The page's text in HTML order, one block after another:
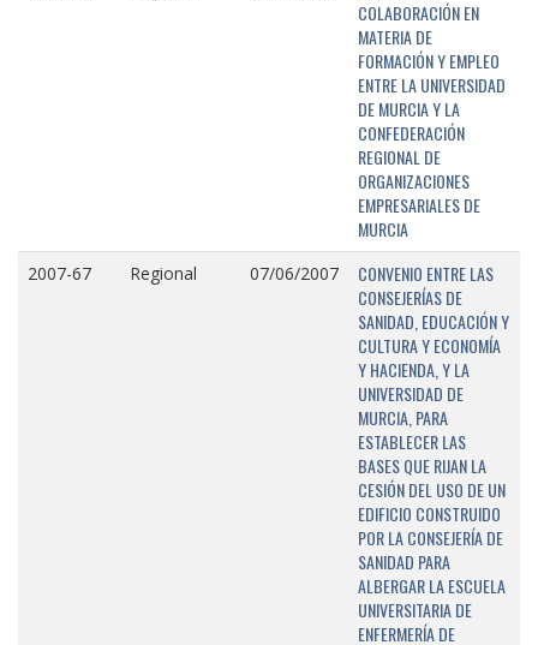
COLABORACIÓN EN
MATERIA DE
FORMACIÓN Y EMPLEO
ENTRE LA UNIVERSIDAD
DE MURCIA Y LA
CONFEDERACIÓN
REGIONAL DE
ORGANIZACIONES
EMPRESARIALES DE
MURCIA
2007-67 Regional 07/06/2007
CONVENIO ENTRE LAS
CONSEJERÍAS DE
SANIDAD, EDUCACIÓN Y
CULTURA Y ECONOMÍA
Y HACIENDA, Y LA
UNIVERSIDAD DE
MURCIA, PARA
ESTABLECER LAS
BASES QUE RIJAN LA
CESIÓN DEL USO DE UN
EDIFICIO CONSTRUIDO
POR LA CONSEJERÍA DE
SANIDAD PARA
ALBERGAR LA ESCUELA
UNIVERSITARIA DE
ENFERMERÍA DE